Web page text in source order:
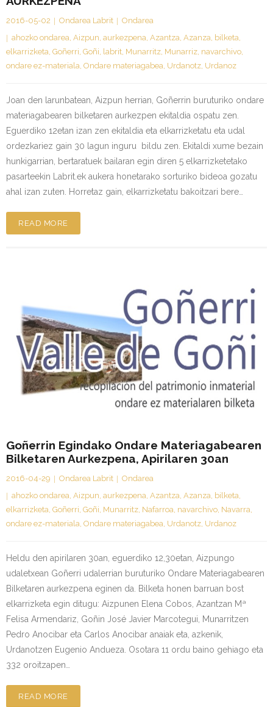
2016-05-02 Ondarea Labrit
Ondarea
ahozko ondarea Aizpun aurkezpena Azantza Azanza bilketa
elkarrizketa Goñerri Goñi labrit Munarritz Munarriz navarchivo
ondare ez-materiala Ondare materiagabea Urdanotz Urdanoz
Joan den larunbatean, Aizpun herrian, Goñerrin buruturiko ondare
materiagabearen bilketaren aurkezpen ekitaldia ospatu zen.
Eguerdiko 12etan izan zen ekitaldia eta elkarrizketatu eta udal
ordezkariez gain 30 lagun inguru bildu zen. Ekitaldi xume bezain
hunkigarrian, bertaratuek bailaran egin diren 5 elkarrizketetako
pasarteekin Labrit.ek aukera honetarako sorturiko bideoa gozatu
ahal izan zuten. Horretaz gain, elkarrizketatu bakoitzari bere…
READ MORE
Goñerrin Egindako Ondare Materiagabearen
Bilketaren Aurkezpena, Apirilaren 30an
2016-04-29 Ondarea Labrit
Ondarea
ahozko ondarea, Aizpun, aurkezpena, Azantza, Azanza, bilketa,
elkarrizketa, Goñerri, Goñi, Munarritz, Nafarroa, navarchivo, Navarra,
ondare ez-materiala, Ondare materiagabea, Urdanotz, Urdanoz
Heldu den apirilaren 30an, eguerdiko 12,30etan, Aizpungo
udaletxean Goñerri udalerrian buruturiko Ondare Materiagabearen
Bilketaren aurkezpena eginen da. Bilketa honen barruan bost
elkarrizketa egin ditugu: Aizpunen Elena Cobos, Azantzan Mª
Felisa Armendariz, Goñin José Javier Marcotegui, Munarritzen
Pedro Anocibar eta Carlos Anocibar anaiak eta, azkenik,
Urdanotzen Eugenio Andueza. Osotara 11 ordu baino gehiago eta
332 oroitzapen…
READ MORE